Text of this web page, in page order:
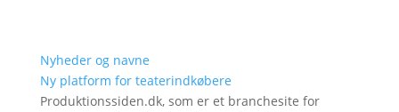
Nyheder og navne
Ny platform for teaterindkøbere
Produktionssiden.dk, som er et branchesite for